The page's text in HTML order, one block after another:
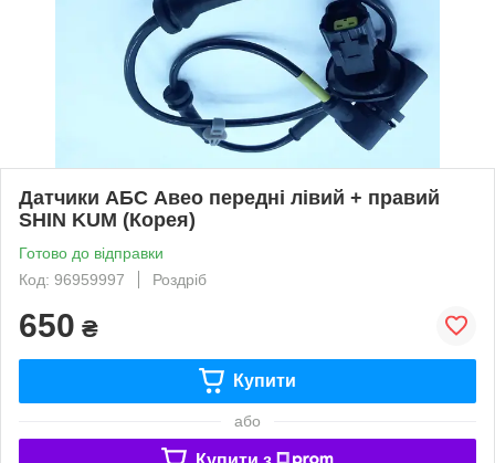
Датчики АБС Авео передні лівий + правий
SHIN KUM (Корея)
Готово до відправки
Код: 96959997
Роздріб
650 ₴
Купити
або